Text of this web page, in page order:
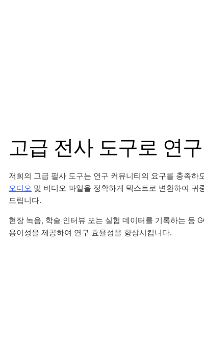
고급 전사 도구로 연
저희의 고급 필사 도구는 연구 커뮤니티의 요구를 충족하
오디오 및 비디오 파일을 정확하게 텍스트로 변환하여 귀
드립니다.
현장 녹음, 학술 인터뷰 또는 실험 데이터를 기록하는 등
용이성을 제공하여 연구 효율성을 향상시킵니다.